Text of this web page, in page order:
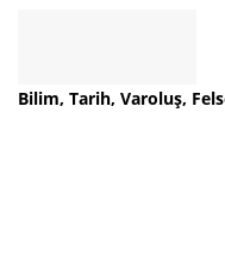
Bilim, Tarih, Varoluş,